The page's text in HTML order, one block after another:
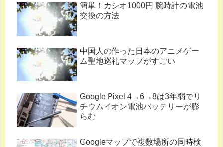
簡単！カシオ1000円 腕時計の電池
交換の方法
中国人の作った日本のアニメゲー
ム聖地巡礼マップがすごい
Google Pixel 4→6→8は3年弱でリ
チウムイオン電池バッテリーが膨
らむ
Googleマップで複数場所の同時検